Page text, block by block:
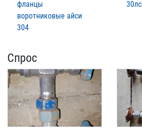
фланцы
воротниковые айси
304
Спрос